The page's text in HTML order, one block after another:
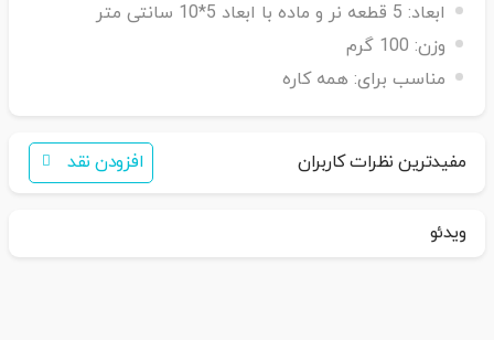
ابعاد: 5 قطعه نر و ماده با ابعاد 5*10 سانتی متر
وزن: 100 گرم
مناسب برای: همه کاره
مفیدترین نظرات کاربران افزودن نقد
ویدئو